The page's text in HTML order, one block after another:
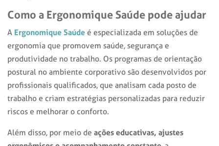
Como a Ergonomique Saúde pode ajudar
A Ergonomique Saúde é especializada em soluções de
ergonomia que promovem saúde, segurança e
produtividade no trabalho. Os programas de orientação
postural no ambiente corporativo são desenvolvidos por
profissionais qualificados, que analisam cada posto de
trabalho e criam estratégias personalizadas para reduzir
riscos e melhorar o conforto.
Além disso, por meio de ações educativas, ajustes